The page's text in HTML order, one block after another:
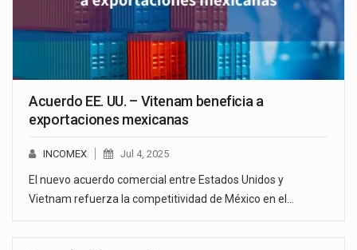
Acuerdo EE. UU. – Vitenam beneficia a
exportaciones mexicanas
INCOMEX Jul 4, 2025
El nuevo acuerdo comercial entre Estados Unidos y
Vietnam refuerza la competitividad de México en el…